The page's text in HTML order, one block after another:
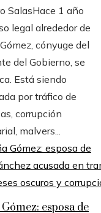
SalasHace 1 año
legal alrededor de
cónyuge del
del Gobierno, se
Está siendo
por tráfico de
corrupción
malvers...
esposa de